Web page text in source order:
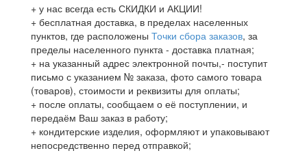
+ у нас всегда есть СКИДКИ и АКЦИИ!
+ бесплатная доставка, в пределах населенных
пунктов, где расположены Точки сбора заказов, за
пределы населенного пункта - доставка платная;
+ на указанный адрес электронной почты,- поступит
письмо с указанием № заказа, фото самого товара
(товаров), стоимости и реквизиты для оплаты;
+ после оплаты, сообщаем о её поступлении, и
передаём Ваш заказ в работу;
+ кондитерские изделия, оформляют и упаковывают
непосредственно перед отправкой;